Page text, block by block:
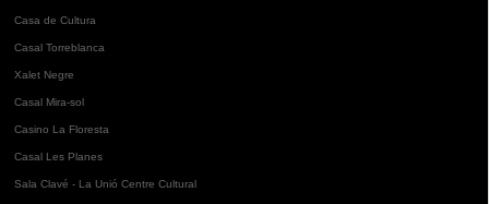
Casa de Cultura
Casal Torreblanca
Xalet Negre
Casal Mira-sol
Casino La Floresta
Casal Les Planes
Sala Clavé - La Unió Centre Cultural